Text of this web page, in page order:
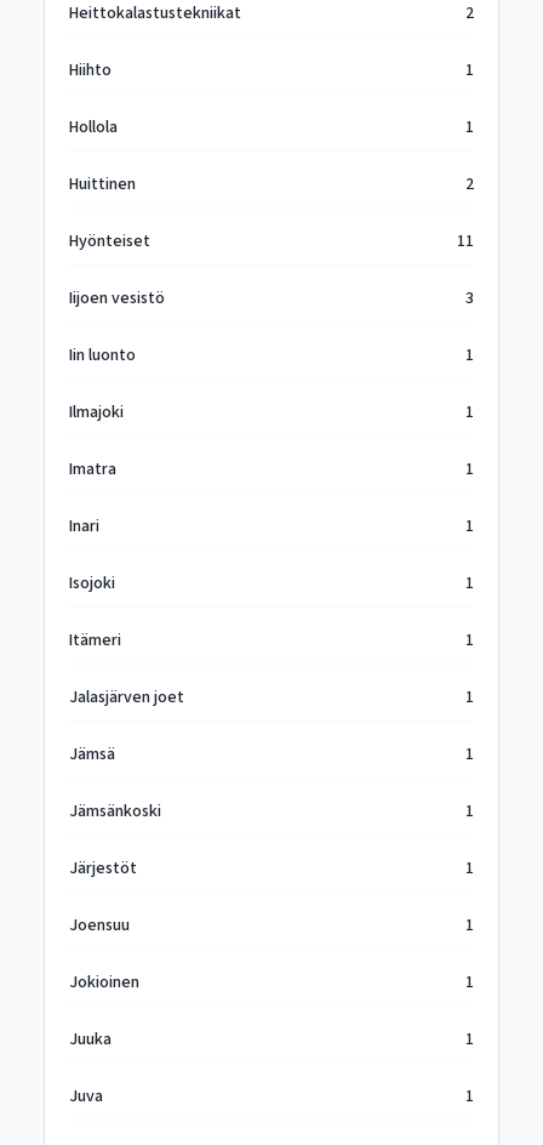
Heittokalastustekniikat 2
Hiihto 1
Hollola 1
Huittinen 2
Hyönteiset 11
Iijoen vesistö 3
Iin luonto 1
Ilmajoki 1
Imatra 1
Inari 1
Isojoki 1
Itämeri 1
Jalasjärven joet 1
Jämsä 1
Jämsänkoski 1
Järjestöt 1
Joensuu 1
Jokioinen 1
Juuka 1
Juva 1